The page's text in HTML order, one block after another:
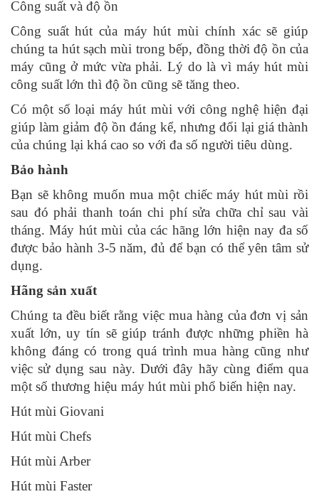
Công suất và độ ồn
Công suất hút của máy hút mùi chính xác sẽ giúp
chúng ta hút sạch mùi trong bếp, đồng thời độ ồn của
máy cũng ở mức vừa phải. Lý do là vì máy hút mùi
công suất lớn thì độ ồn cũng sẽ tăng theo.
Có một số loại máy hút mùi với công nghệ hiện đại
giúp làm giảm độ ồn đáng kể, nhưng đổi lại giá thành
của chúng lại khá cao so với đa số người tiêu dùng.
Bảo hành
Bạn sẽ không muốn mua một chiếc máy hút mùi rồi
sau đó phải thanh toán chi phí sửa chữa chỉ sau vài
tháng. Máy hút mùi của các hãng lớn hiện nay đa số
được bảo hành 3-5 năm, đủ để bạn có thể yên tâm sử
dụng.
Hãng sản xuất
Chúng ta đều biết rằng việc mua hàng của đơn vị sản
xuất lớn, uy tín sẽ giúp tránh được những phiền hà
không đáng có trong quá trình mua hàng cũng như
việc sử dụng sau này. Dưới đây hãy cùng điểm qua
một số thương hiệu máy hút mùi phổ biến hiện nay.
Hút mùi Giovani
Hút mùi Chefs
Hút mùi Arber
Hút mùi Faster